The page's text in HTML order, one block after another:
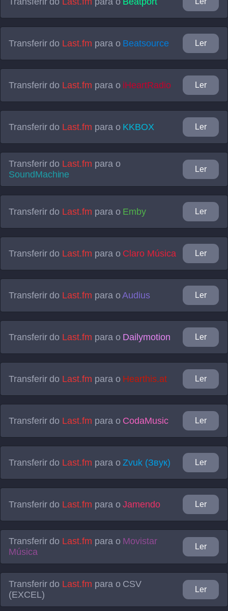
Transferir do Last.fm para o Beatsource Ler
Transferir do Last.fm para o iHeartRadio Ler
Transferir do Last.fm para o KKBOX Ler
Transferir do Last.fm para o
SoundMachine
Ler
Transferir do Last.fm para o Emby Ler
Transferir do Last.fm para o Claro Música Ler
Transferir do Last.fm para oAudius Ler
Transferir do Last.fm para o Dailymotion Ler
Transferir do Last.fm para o Hearthis.at Ler
Transferir do Last.fm para o CodaMusic Ler
Transferir do Last.fm para oZvuk (Звук) Ler
Transferir do Last.fm para oJamendo Ler
Transferir do Last.fm para o Movistar
Música
Ler
Transferir do Last.fm para o CSV
(EXCEL)
Ler